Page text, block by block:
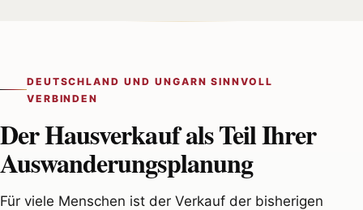
DEUTSCHLAND UND UNGARN SINNVOLL
VERBINDEN
Der Hausverkauf als Teil Ihrer
Auswanderungsplanung
Für viele Menschen ist der Verkauf der bisherigen